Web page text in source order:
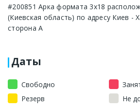
#200851 Арка формата 3x18
(Киевская область) по адресу Киев -
сторона A
Даты
Свободно
Резерв
Не